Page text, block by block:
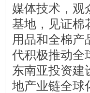
媒体技术，观
基地，见证棉
用品和全棉产
代积极推动全
东南亚投资建
地产业链全球